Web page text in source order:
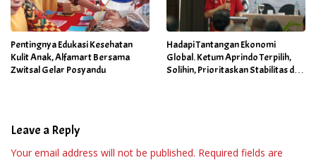
Pentingnya Edukasi Kesehatan
Kulit Anak, Alfamart Bersama
Zwitsal Gelar Posyandu
Hadapi Tantangan Ekonomi
Global. Ketum Aprindo Terpilih,
Solihin, Prioritaskan Stabilitas dan
Leave a Reply
Your email address will not be published. Required fields are